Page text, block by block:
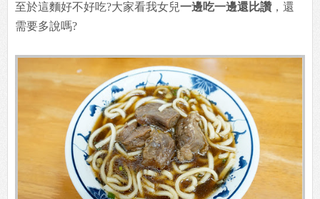
至於這麵好不好吃?大家看我女兒一邊吃一邊還比讚，還
需要多說嗎?